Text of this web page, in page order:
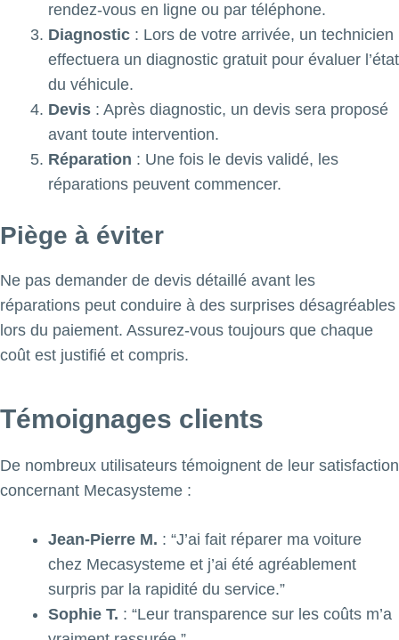
rendez-vous en ligne ou par téléphone.
Diagnostic : Lors de votre arrivée, un technicien
effectuera un diagnostic gratuit pour évaluer l’état
du véhicule.
Devis : Après diagnostic, un devis sera proposé
avant toute intervention.
Réparation : Une fois le devis validé, les
réparations peuvent commencer.
Piège à éviter
Ne pas demander de devis détaillé avant les
réparations peut conduire à des surprises désagréables
lors du paiement. Assurez-vous toujours que chaque
coût est justifié et compris.
Témoignages clients
De nombreux utilisateurs témoignent de leur satisfaction
concernant Mecasysteme :
Jean-Pierre M. : “J’ai fait réparer ma voiture
chez Mecasysteme et j’ai été agréablement
surpris par la rapidité du service.”
Sophie T. : “Leur transparence sur les coûts m’a